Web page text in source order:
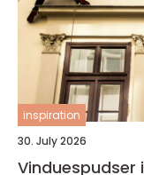
inspiration
30. July 2026